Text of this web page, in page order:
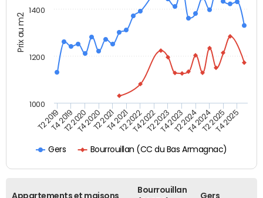
Prix au m2
Gers Bourrouillan (CC du Bas Armagnac)
T2 2019T4 2019T2 2020T4 2020T2 2021T4 2021T2 2022T4 2022T2 2023T4 2023T2 2024T4 2024T2 2025T4 2025
1000
1200
1400
Appartements et maisons
Bourrouillan
Gers